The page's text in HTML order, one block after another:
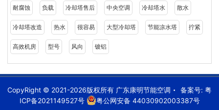
耐腐蚀 负载 冷却塔售后 中央空调 冷却塔水 散水
冷却塔改造 热水 很容易 大型冷却塔 节能凉水塔 拧紧
高效机房 型号 风向 镀铝
CopyRight © 2021-2026版权所有 广东康明节能空调 备案号: 粤
ICP备2021149527号
粤公网安备 44030902003387号